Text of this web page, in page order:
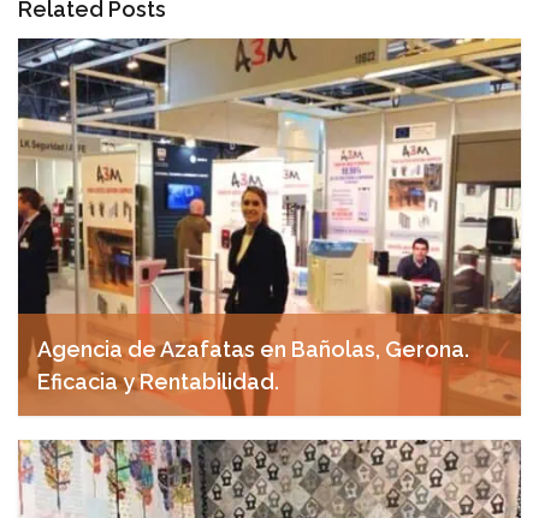
Related Posts
Agencia de Azafatas en Bañolas, Gerona.
Eficacia y Rentabilidad.
abril 29, 2025